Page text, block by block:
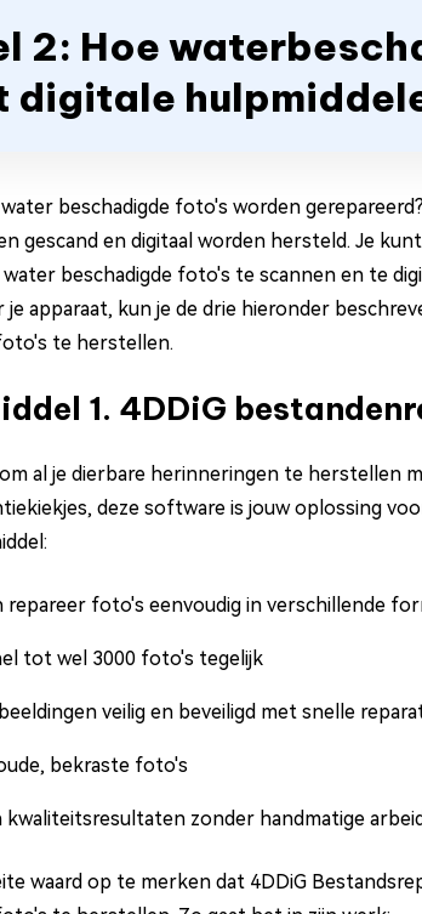
2: Hoe
digitale
beschadigde foto's worden
gescand en digitaal worden hersteld. Je
beschadigde foto's te scannen en te
je apparaat, kun je de drie hieronder
te herstellen.
1. 4DDiG
al je dierbare herinneringen te herstellen
deze software is jouw oplossing
repareer foto's eenvoudig in verschillende
tot wel 3000 foto's tegelijk
veilig en beveiligd met snelle
bekraste foto's
kwaliteitsresultaten zonder handmatige arbeid
waard op te merken dat 4DDiG